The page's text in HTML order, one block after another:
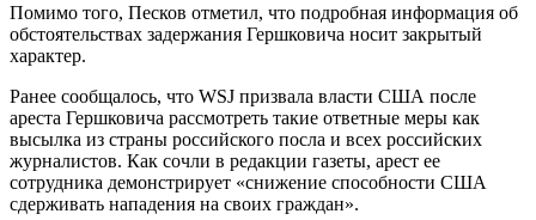
Помимо того, Песков отметил, что подробная информация об
обстоятельствах задержания Гершковича носит закрытый
характер.
Ранее сообщалось, что WSJ призвала власти США после
ареста Гершковича рассмотреть такие ответные меры как
высылка из страны российского посла и всех российских
журналистов. Как сочли в редакции газеты, арест ее
сотрудника демонстрирует «снижение способности США
сдерживать нападения на своих граждан».